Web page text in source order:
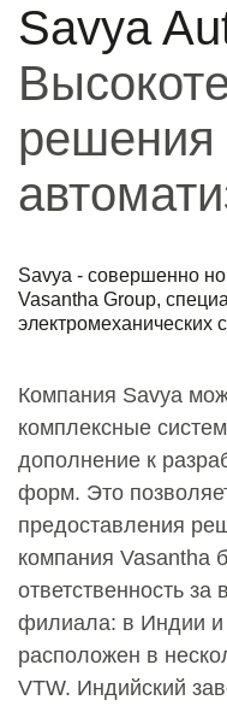
Savya
решения
Savya - совершенно
Vasantha Group,
электромеханических
Компания Savya
комплексные
дополнение к
форм. Это
предоставления
компания Vasantha
ответственность за
филиала: в Индии и
расположен в
VTW. Индийский